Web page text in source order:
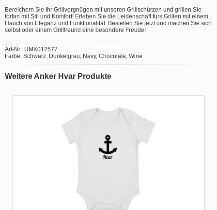
Bereichern Sie Ihr Grillvergnügen mit unseren Grillschürzen und grillen Sie
fortan mit Stil und Komfort! Erleben Sie die Leidenschaft fürs Grillen mit einem
Hauch von Eleganz und Funktionalität. Bestellen Sie jetzt und machen Sie sich
selbst oder einem Grillfreund eine besondere Freude!
Art-Nr.: UMK012577
Farbe: Schwarz, Dunkelgrau, Navy, Chocolate, Wine
Weitere Anker Hvar Produkte